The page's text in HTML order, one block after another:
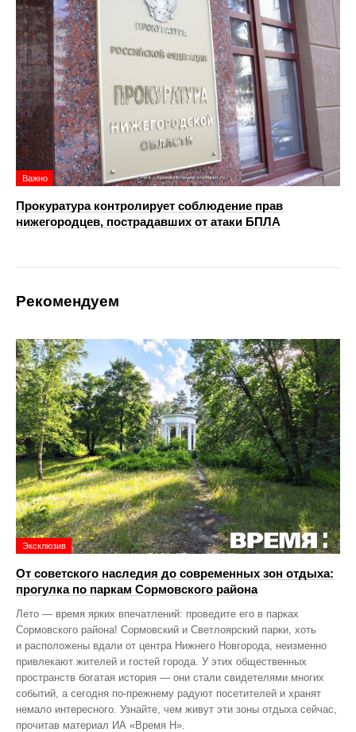
Важно
Прокуратура контролирует соблюдение прав
нижегородцев, пострадавших от атаки БПЛА
Рекомендуем
Эксклюзив
От советского наследия до современных зон отдыха:
прогулка по паркам Сормовского района
Лето — время ярких впечатлений: проведите его в парках
Сормовского района! Сормовский и Светлоярский парки, хоть
и расположены вдали от центра Нижнего Новгорода, неизменно
привлекают жителей и гостей города. У этих общественных
пространств богатая история — они стали свидетелями многих
событий, а сегодня по‑прежнему радуют посетителей и хранят
немало интересного. Узнайте, чем живут эти зоны отдыха сейчас,
прочитав материал ИА «Время Н».